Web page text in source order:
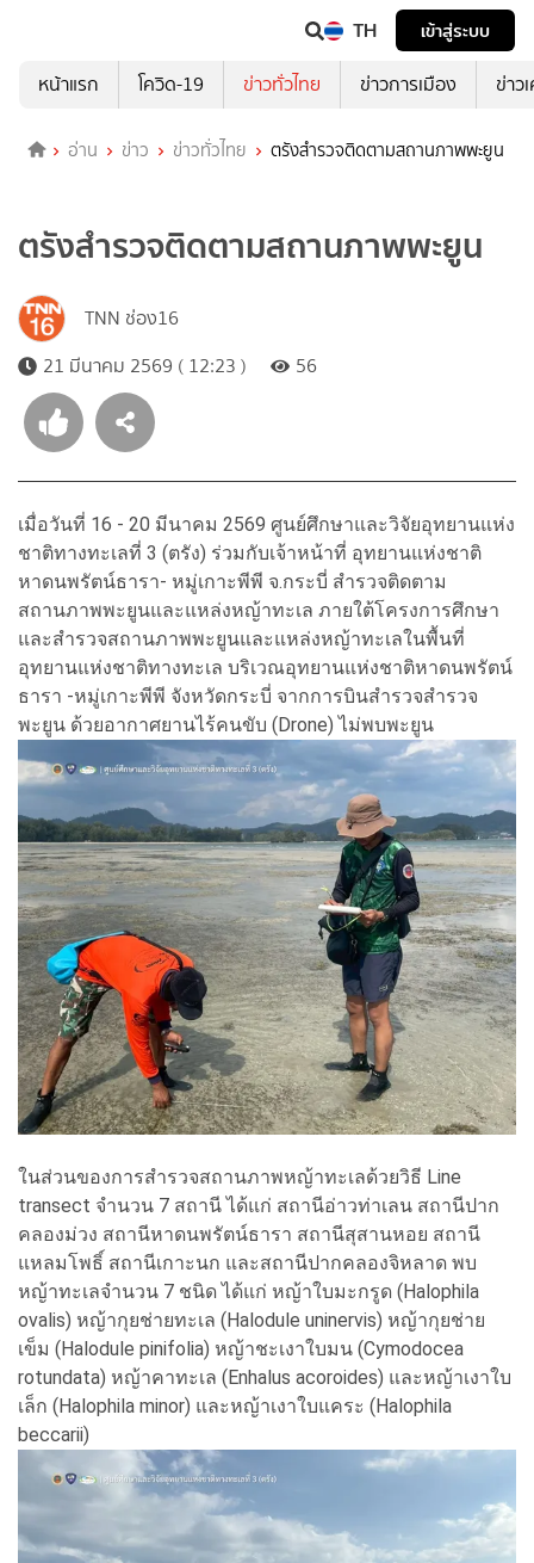
TH
เข้าสู่ระบบ
หน้าแรก
โควิด-19 ข่าวทั่วไทย ข่าวการเมือง ข่าว
อ่าน ข่าว ข่าวทั่วไทย ตรังสำรวจติดตามสถานภาพพะยูน
ตรังสำรวจติดตามสถานภาพพะยูน
TNN ช่อง16
21 มีนาคม 2569 ( 12:23 )
56
เมื่อวันที่ 16 - 20 มีนาคม 2569 ศูนย์ศึกษาและวิจัยอุทยานแห่ง
ชาติทางทะเลที่ 3 (ตรัง) ร่วมกับเจ้าหน้าที่ อุทยานแห่งชาติ
หาดนพรัตน์ธารา- หมู่เกาะพีพี จ.กระบี่ สำรวจติดตาม
สถานภาพพะยูนและแหล่งหญ้าทะเล ภายใต้โครงการศึกษา
และสำรวจสถานภาพพะยูนและแหล่งหญ้าทะเลในพื้นที่
อุทยานแห่งชาติทางทะเล บริเวณอุทยานแห่งชาติหาดนพรัตน์
ธารา -หมู่เกาะพีพี จังหวัดกระบี่ จากการบินสำรวจสำรวจ
พะยูน ด้วยอากาศยานไร้คนขับ (Drone) ไม่พบพะยูน
ในส่วนของการสำรวจสถานภาพหญ้าทะเลด้วยวิธี Line
transect จำนวน 7 สถานี ได้แก่ สถานีอ่าวท่าเลน สถานีปาก
คลองม่วง สถานีหาดนพรัตน์ธารา สถานีสุสานหอย สถานี
แหลมโพธิ์ สถานีเกาะนก และสถานีปากคลองจิหลาด พบ
หญ้าทะเลจำนวน 7 ชนิด ได้แก่ หญ้าใบมะกรูด (Halophila
ovalis) หญ้ากุยช่ายทะเล (Halodule uninervis) หญ้ากุยช่าย
เข็ม (Halodule pinifolia) หญ้าชะเงาใบมน (Cymodocea
rotundata) หญ้าคาทะเล (Enhalus acoroides) และหญ้าเงาใบ
เล็ก (Halophila minor) และหญ้าเงาใบแคระ (Halophila
beccarii)